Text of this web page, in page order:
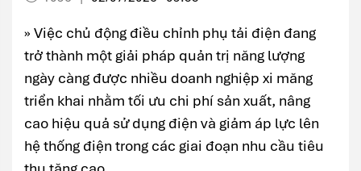
» Việc chủ động điều chỉnh phụ tải điện đang
trở thành một giải pháp quản trị năng lượng
ngày càng được nhiều doanh nghiệp xi măng
triển khai nhằm tối ưu chi phí sản xuất, nâng
cao hiệu quả sử dụng điện và giảm áp lực lên
hệ thống điện trong các giai đoạn nhu cầu tiêu